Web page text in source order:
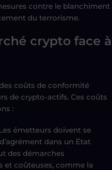
contre le blanchiment
du terrorisme.
crypto face à
coûts de conformité
de crypto-actifs. Ces coûts
:
émetteurs doivent se
dans un État
des démarches
et coûteuses, comme la